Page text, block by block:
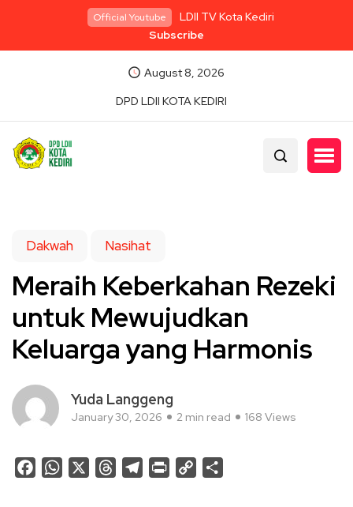
Official Youtube
LDII TV Kota Kediri
Subscribe
August 8, 2026
DPD LDII KOTA KEDIRI
Dakwah Nasihat
Meraih Keberkahan Rezeki
untuk Mewujudkan
Keluarga yang Harmonis
Yuda Langgeng
January 30, 2026 2 min read 168 Views
FacebookWhatsApp ThreadsTelegram
Print
Copy